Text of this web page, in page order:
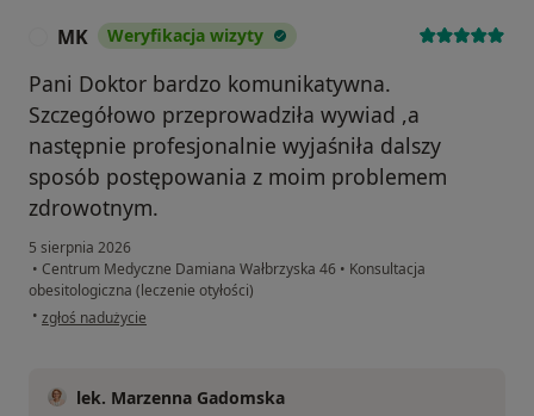
MK Weryfikacja wizyty
Pani Doktor bardzo komunikatywna.
Szczegółowo przeprowadziła wywiad ,a
następnie profesjonalnie wyjaśniła dalszy
sposób postępowania z moim problemem
zdrowotnym.
5 sierpnia 2026
• Centrum Medyczne Damiana Wałbrzyska 46 • Konsultacja
obesitologiczna (leczenie otyłości)
• w opinii użytkownika MK
zgłoś nadużycie
lek. Marzenna Gadomska